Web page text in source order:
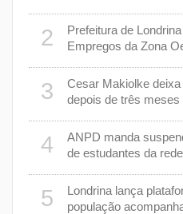
2
Prefeitura de
Empregos da Zona
3
Cesar Makiolke
depois de três meses
4
ANPD manda
de estudantes da
5
Londrina lança
população